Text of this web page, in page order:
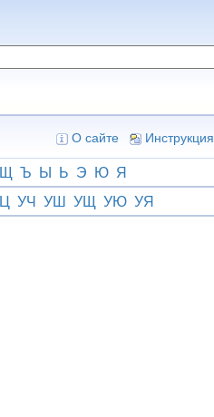
О сайте Инструкция
Щ Ъ Ы Ь Э Ю Я
УЧ УШ УЩ УЮ УЯ